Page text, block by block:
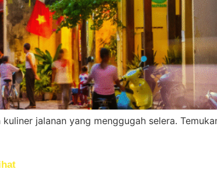
jalanan yang menggugah selera.